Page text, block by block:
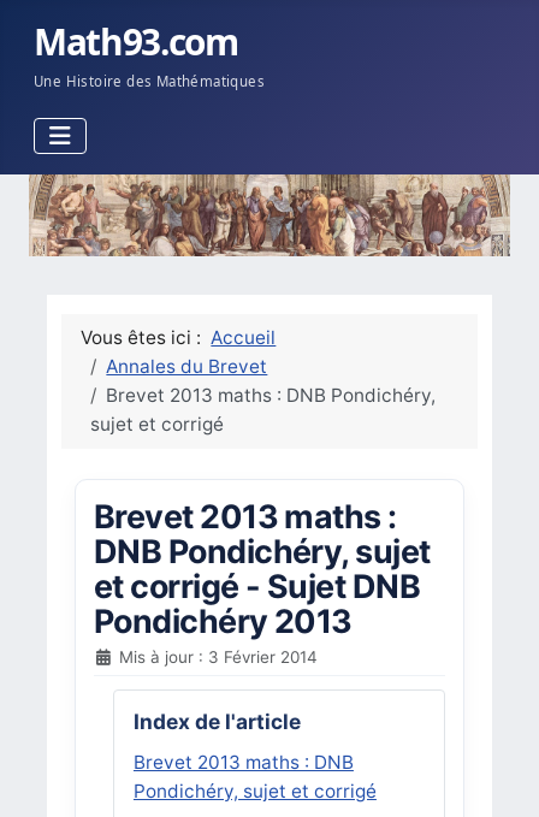
Math93.com
Une Histoire des Mathématiques
Vous êtes ici : Accueil
Annales du Brevet
Brevet 2013 maths : DNB Pondichéry,
sujet et corrigé
Brevet 2013 maths :
DNB Pondichéry, sujet
et corrigé - Sujet DNB
Pondichéry 2013
Mis à jour : 3 Février 2014
Index de l'article
Brevet 2013 maths : DNB
Pondichéry, sujet et corrigé